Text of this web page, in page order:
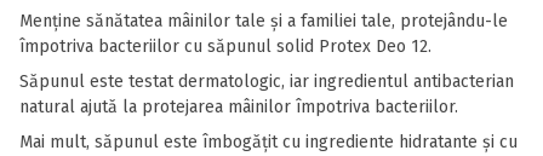
Menține sănătatea mâinilor tale și a familiei tale, protejându-le
împotriva bacteriilor cu săpunul solid Protex Deo 12.
Săpunul este testat dermatologic, iar ingredientul antibacterian
natural ajută la protejarea mâinilor împotriva bacteriilor.
Mai mult, săpunul este îmbogățit cu ingrediente hidratante și cu